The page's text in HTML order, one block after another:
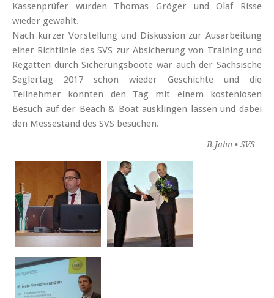
Kassenprüfer wurden Thomas Gröger und Olaf Risse
wieder gewählt.
Nach kurzer Vor­stellung und Diskussion zur Aus­arbeitung
einer Richt­linie des SVS zur Absicherung von Training und
Regatten durch Sicherungs­boote war auch der Sächsische
Seglertag 2017 schon wieder Geschichte und die
Teilnehmer konnten den Tag mit einem kostenlosen
Besuch auf der Beach & Boat ausklingen lassen und dabei
den Messestand des SVS besuchen.
B.Jahn • SVS